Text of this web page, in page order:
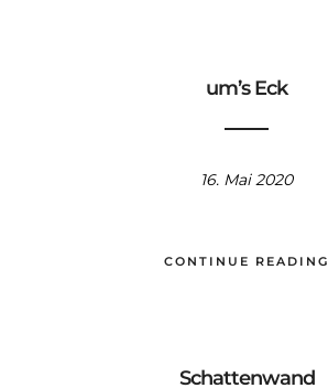
um’s Eck
16. Mai 2020
CONTINUE READING
Schattenwand